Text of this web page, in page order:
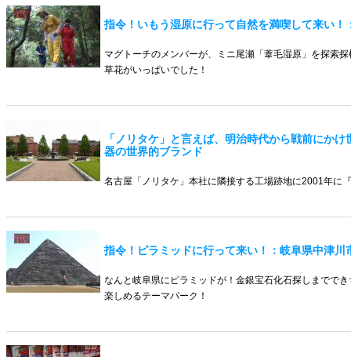
指令！いもう湿原に行って自然を満喫して来い！
マグトーチのメンバーが、ミニ尾瀬「葦毛湿原」を探索
草花がいっぱいでした！
「ノリタケ」と言えば、明治時代から戦前にか
器の世界的ブランド
名古屋「ノリタケ」本社に隣接する工場跡地に2001年に
指令！ピラミッドに行って来い！：岐阜県中津川
なんと岐阜県にピラミッドが！金銀宝石化石探しまでで
楽しめるテーマパーク！